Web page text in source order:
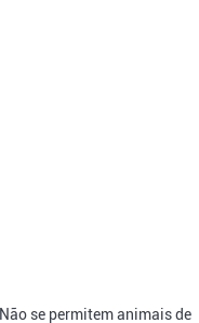
Não se permitem animais de